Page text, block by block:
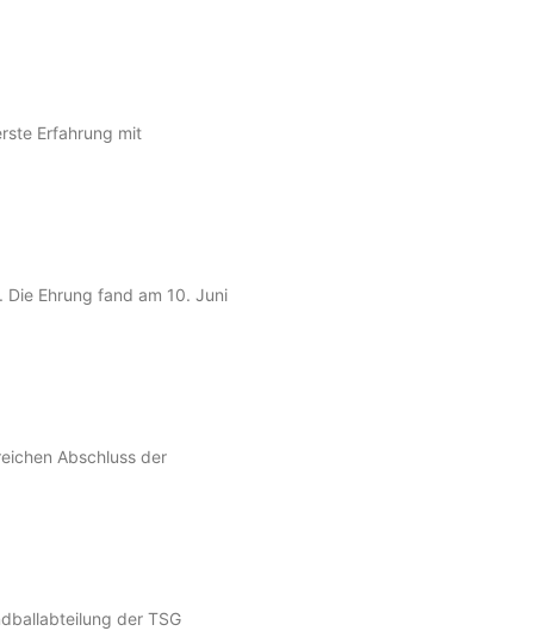
Erfahrung mit
Ehrung fand am 10. Juni
Abschluss der
der TSG